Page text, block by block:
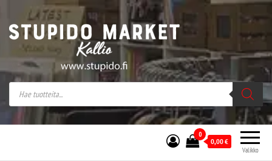
Stupido Market – verkossa ja kivijalassa
Stupido Market on vaihtoehtomusaan
erikoistunut verkko- sekä
kivijalkakauppa Helsingissä Kallion
sydämessä.
Valikko
0
0,00€